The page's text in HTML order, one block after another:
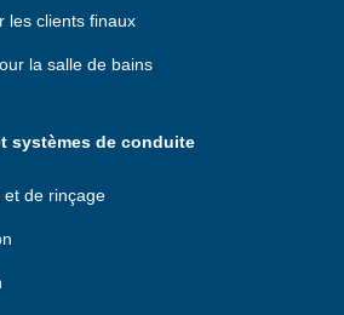
les clients finaux
la salle de bains
systèmes de conduite
et de rinçage